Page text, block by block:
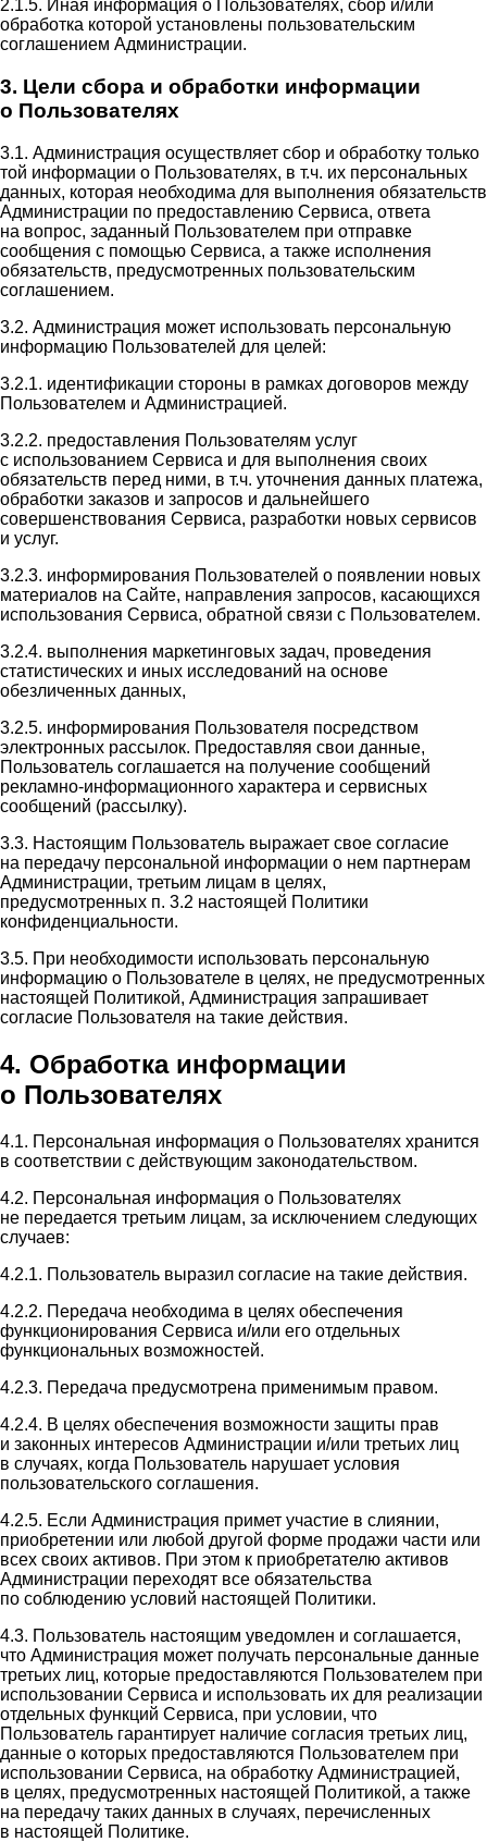
2.1.5. Иная информация о Пользователях, сбор и/или
обработка которой установлены пользовательским
соглашением Администрации.
3. Цели сбора и обработки информации
о Пользователях
3.1. Администрация осуществляет сбор и обработку только
той информации о Пользователях, в т.ч. их персональных
данных, которая необходима для выполнения обязательств
Администрации по предоставлению Сервиса, ответа
на вопрос, заданный Пользователем при отправке
сообщения с помощью Сервиса, а также исполнения
обязательств, предусмотренных пользовательским
соглашением.
3.2. Администрация может использовать персональную
информацию Пользователей для целей:
3.2.1. идентификации стороны в рамках договоров между
Пользователем и Администрацией.
3.2.2. предоставления Пользователям услуг
с использованием Сервиса и для выполнения своих
обязательств перед ними, в т.ч. уточнения данных платежа,
обработки заказов и запросов и дальнейшего
совершенствования Сервиса, разработки новых сервисов
и услуг.
3.2.3. информирования Пользователей о появлении новых
материалов на Сайте, направления запросов, касающихся
использования Сервиса, обратной связи с Пользователем.
3.2.4. выполнения маркетинговых задач, проведения
статистических и иных исследований на основе
обезличенных данных,
3.2.5. информирования Пользователя посредством
электронных рассылок. Предоставляя свои данные,
Пользователь соглашается на получение сообщений
рекламно-информационного характера и сервисных
сообщений (рассылку).
3.3. Настоящим Пользователь выражает свое согласие
на передачу персональной информации о нем партнерам
Администрации, третьим лицам в целях,
предусмотренных п. 3.2 настоящей Политики
конфиденциальности.
3.5. При необходимости использовать персональную
информацию о Пользователе в целях, не предусмотренных
настоящей Политикой, Администрация запрашивает
согласие Пользователя на такие действия.
4. Обработка информации
о Пользователях
4.1. Персональная информация о Пользователях хранится
в соответствии с действующим законодательством.
4.2. Персональная информация о Пользователях
не передается третьим лицам, за исключением следующих
случаев:
4.2.1. Пользователь выразил согласие на такие действия.
4.2.2. Передача необходима в целях обеспечения
функционирования Сервиса и/или его отдельных
функциональных возможностей.
4.2.3. Передача предусмотрена применимым правом.
4.2.4. В целях обеспечения возможности защиты прав
и законных интересов Администрации и/или третьих лиц
в случаях, когда Пользователь нарушает условия
пользовательского соглашения.
4.2.5. Если Администрация примет участие в слиянии,
приобретении или любой другой форме продажи части или
всех своих активов. При этом к приобретателю активов
Администрации переходят все обязательства
по соблюдению условий настоящей Политики.
4.3. Пользователь настоящим уведомлен и соглашается,
что Администрация может получать персональные данные
третьих лиц, которые предоставляются Пользователем при
использовании Сервиса и использовать их для реализации
отдельных функций Сервиса, при условии, что
Пользователь гарантирует наличие согласия третьих лиц,
данные о которых предоставляются Пользователем при
использовании Сервиса, на обработку Администрацией,
в целях, предусмотренных настоящей Политикой, а также
на передачу таких данных в случаях, перечисленных
в настоящей Политике.